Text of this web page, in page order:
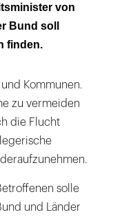
eine
von
Bund soll
finden.
Kommunen.
zu vermeiden
die Flucht
solle
und Länder